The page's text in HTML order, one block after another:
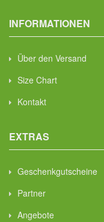
INFORMATIONEN
Über den Versand
Size Chart
Kontakt
EXTRAS
Geschenkgutscheine
Partner
Angebote